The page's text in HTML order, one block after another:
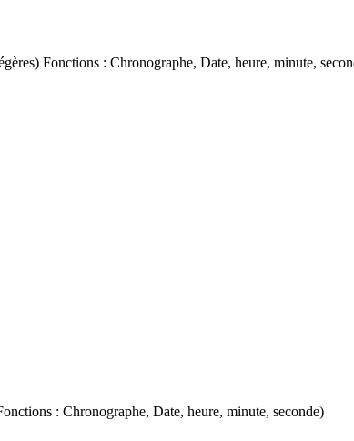
Fonctions : Chronographe, Date, heure, minute,
: Chronographe, Date, heure, minute, seconde)